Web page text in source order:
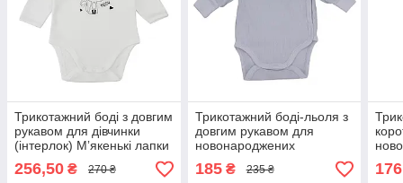
Трикотажний боді з довгим
рукавом для дівчинки
(інтерлок) Мʼякенькі лапки
Молочний Minikin
256,50 ₴ 270 ₴
Трикотажний боді-льоля з
довгим рукавом для
новонароджених
(інтерлок-рубчик) Сірий
Minikin
185₴ 235 ₴ 176